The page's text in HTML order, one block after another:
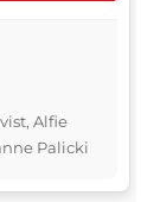
Alfie
Palicki